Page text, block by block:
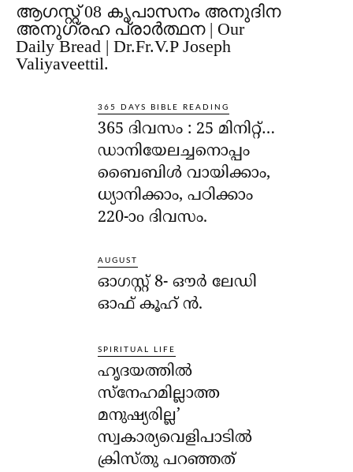
ആഗസ്റ്റ് 08 കൃപാസനം അനുദിന
അനുഗ്രഹ പ്രാർത്ഥന | Our
Daily Bread | Dr.Fr.V.P Joseph
Valiyaveettil.
365 DAYS BIBLE READING
365 ദിവസം : 25 മിനിറ്റ്…
ഡാനിയേലച്ചനൊപ്പം
ബൈബിൾ വായിക്കാം,
ധ്യാനിക്കാം, പഠിക്കാം
220-ാo ദിവസം.
AUGUST
ഓഗസ്റ്റ് 8- ഔര്‍ ലേഡി
ഓഫ് കൂഹ് ന്‍.
SPIRITUAL LIFE
ഹൃദയത്തില്‍
സ്‌നേഹമില്ലാത്ത
മനുഷ്യരില്ല’
സ്വകാര്യവെളിപാടില്‍
ക്രിസ്തു പറഞ്ഞത്